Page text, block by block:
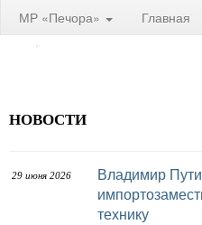
МР «Печора» Главная
НОВОСТИ
29 июня 2026
Владимир Путин: РФ смогла полностью
технику